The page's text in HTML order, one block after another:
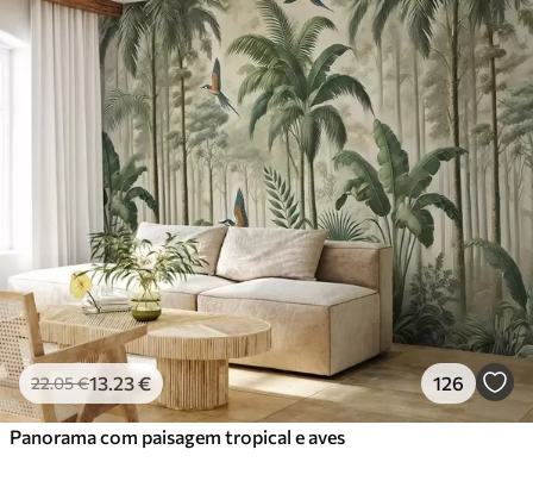
22.05€13 .23€ 126
Panorama com paisagem tropical e aves